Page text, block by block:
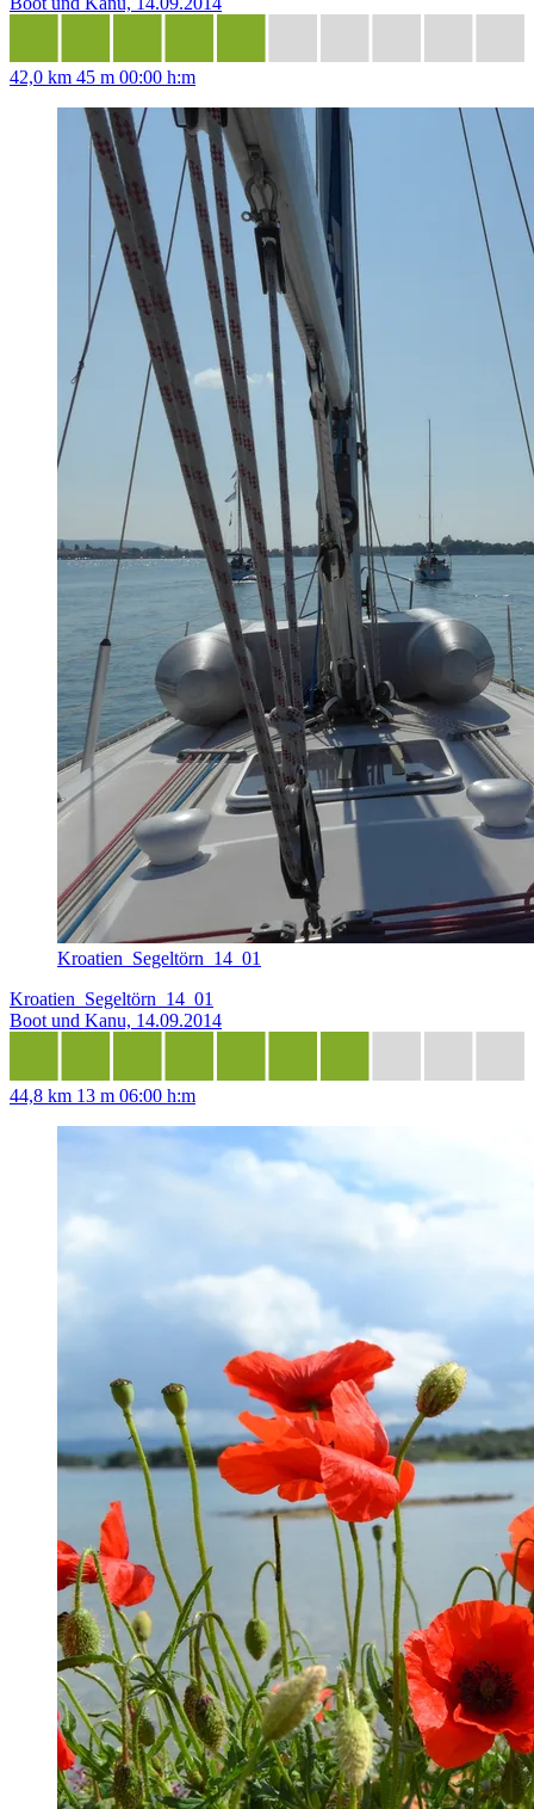
42,0 km 45 m 00:00 h:m
Kroatien_Segeltörn_14_01
Kroatien_Segeltörn_14_01
Boot und Kanu, 14.09.2014
44,8 km 13 m 06:00 h:m